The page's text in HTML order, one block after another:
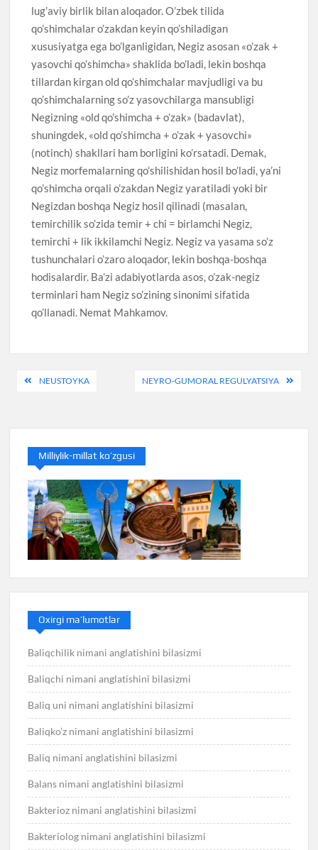
lug’aviy birlik bilan aloqador. O’zbek tilida
qo’shimchalar o’zakdan keyin qo’shiladigan
xususiyatga ega bo’lganligidan, Negiz asosan «o’zak +
yasovchi qo’shimcha» shaklida bo’ladi, lekin boshqa
tillardan kirgan old qo’shimchalar mavjudligi va bu
qo’shimchalarning so’z yasovchilarga mansubligi
Negizning «old qo’shimcha + o’zak» (badavlat),
shuningdek, «old qo’shimcha + o’zak + yasovchi»
(notinch) shakllari ham borligini ko’rsatadi. Demak,
Negiz morfemalarning qo’shilishidan hosil bo’ladi, ya’ni
qo’shimcha orqali o’zakdan Negiz yaratiladi yoki bir
Negizdan boshqa Negiz hosil qilinadi (masalan,
temirchilik so’zida temir + chi = birlamchi Negiz,
temirchi + lik ikkilamchi Negiz. Negiz va yasama so’z
tushunchalari o’zaro aloqador, lekin boshqa-boshqa
hodisalardir. Ba’zi adabiyotlarda asos, o’zak-negiz
terminlari ham Negiz so’zining sinonimi sifatida
qo’llanadi. Nemat Mahkamov.
PostNEUSTOYKA NEYRO-GUMORAL REGULYATSIYA
Milliylik-millat ko’zgusi
Oxirgi ma’lumotlar
Baliqchilik nimani anglatishini bilasizmi
Baliqchi nimani anglatishini bilasizmi
Baliq uni nimani anglatishini bilasizmi
Baliqko’z nimani anglatishini bilasizmi
Baliq nimani anglatishini bilasizmi
Balans nimani anglatishini bilasizmi
Bakterioz nimani anglatishini bilasizmi
Bakteriolog nimani anglatishini bilasizmi